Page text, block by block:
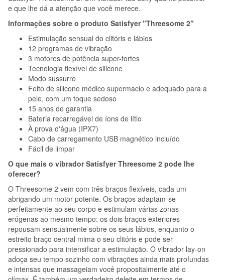
e que lhe dá a atenção que você merece.
Informações sobre o produto Satisfyer "Threesome 2"
Estimulação sensual do clitóris e lábios
12 programas de vibração
3 motores de potência super-fortes
Tecnologia flexível de silicone
Modo sussurro
Feito de silicone médico supermacio e adequado para a
pele, com um toque sedoso
15 anos de garantia
Bateria recarregável de íons de lítio
À prova d'água (IPX7)
Cabo de carregamento USB magnético incluído
Fácil de limpar
O que mais o vibrador Satisfyer Threesome 2 pode lhe
oferecer?
O Threesome 2 vem com três braços flexíveis, cada um
abrigando um motor potente. Os braços adaptam-se
perfeitamente ao seu corpo e estimulam várias zonas
erógenas ao mesmo tempo: os dois braços exteriores
repousam sensualmente sobre os seus lábios, enquanto o
estreito braço central mima o seu clitóris e pode ser
pressionado para intensificar a estimulação. O vibrador lay-on
adoça seu tempo sozinho com vibrações ainda mais profundas
e intensas que massageiam você propositalmente até o